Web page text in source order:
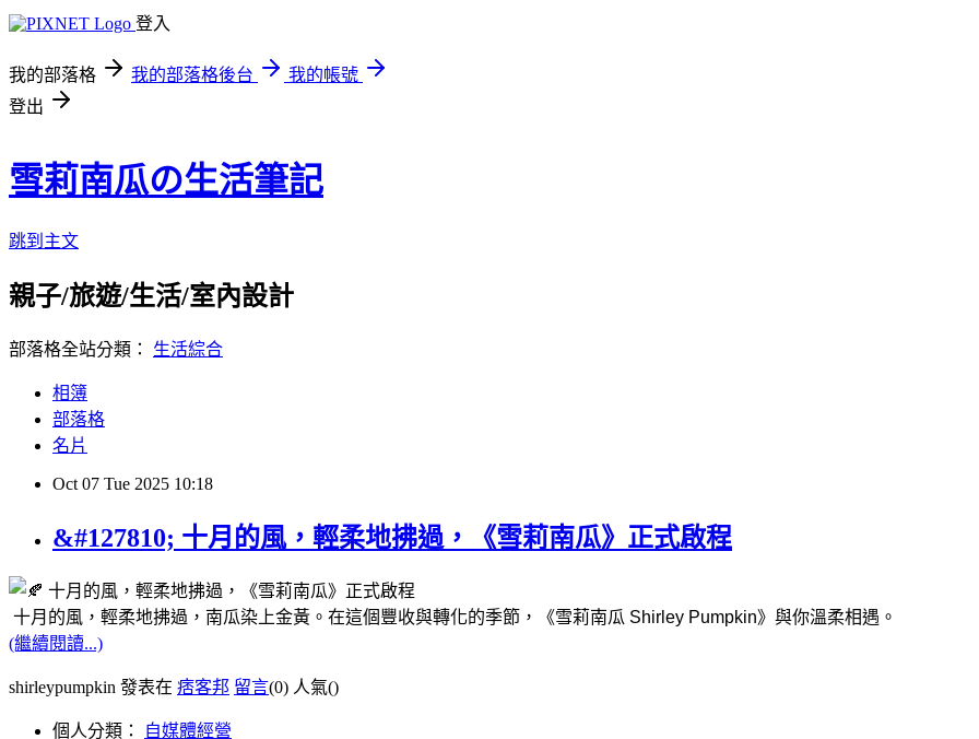
登入
我的部落格 我的部落格後台
我的帳號
登出
雪莉南瓜の生活筆記
跳到主文
親子/旅遊/生活/室內設計
部落格全站分類： 生活綜合
相簿
部落格
名片
Oct 07 Tue 2025 10:18
&#127810; 十月的風，輕柔地拂過，《雪莉南瓜》正式啟程
十月的風，輕柔地拂過，南瓜染上金黃。 在這個豐收與轉化的季節，《雪莉南瓜 Shirley Pumpkin》與你溫柔相遇。
(繼續閱讀...)
shirleypumpkin 發表在 痞客邦 留言(0) 人氣()
個人分類： 自媒體經營